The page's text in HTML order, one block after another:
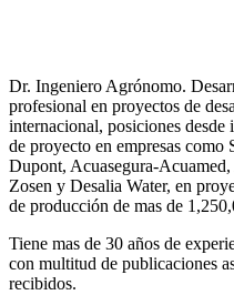
Dr. Ingeniero Agrónomo.
profesional en proyectos de
internacional, posiciones desde
de proyecto en empresas como
Dupont, Acuasegura-
Zosen y Desalia Water, en
de producción de mas de
Tiene mas de 30 años de
con multitud de publicaciones
recibidos.